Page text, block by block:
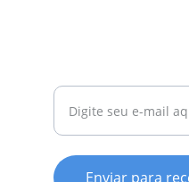
Enviar para